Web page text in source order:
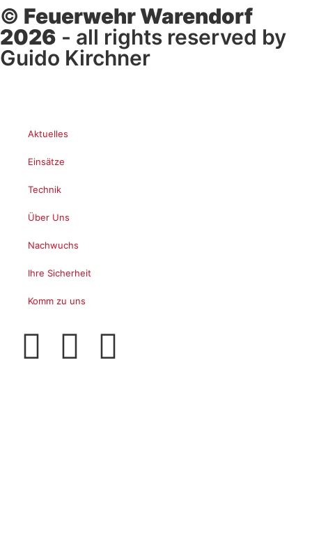
© Feuerwehr Warendorf
2026 - all rights reserved by
Guido Kirchner
Aktuelles
Einsätze
Technik
Über Uns
Nachwuchs
Ihre Sicherheit
Komm zu uns